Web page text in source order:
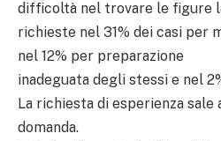
difficoltà nel trovare le figure
richieste nel 31% dei casi per
nel 12% per preparazione
inadeguata degli stessi e nel
La richiesta di esperienza
domanda.